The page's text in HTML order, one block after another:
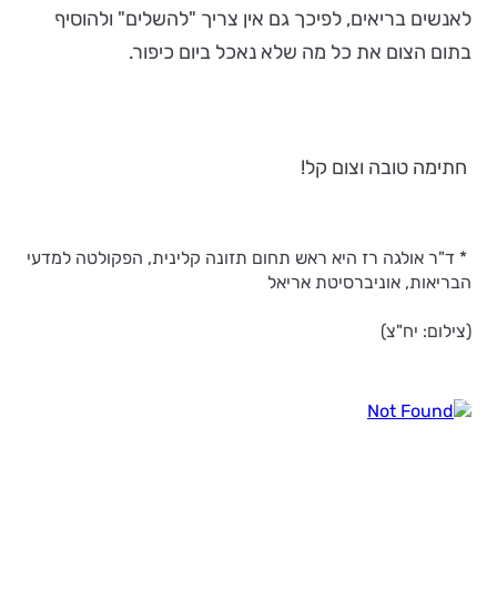
לאנשים בריאים, לפיכך גם אין צריך "להשלים" ולהוסיף
בתום הצום את כל מה שלא נאכל ביום כיפור.
חתימה טובה וצום קל!
* ד"ר אולגה רז היא ראש תחום תזונה קלינית, הפקולטה למדעי
הבריאות, אוניברסיטת אריאל
(צילום: יח"צ)